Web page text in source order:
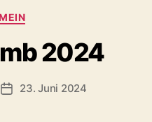
2024
Veröffentlichungsdatum
23. Juni 2024